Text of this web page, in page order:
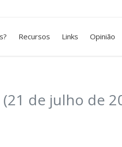
Recursos Links Opinião
de julho de